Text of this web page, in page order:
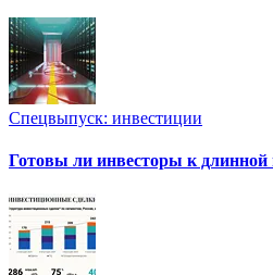
Спецвыпуск: инвестиции
Готовы ли инвесторы к длинной